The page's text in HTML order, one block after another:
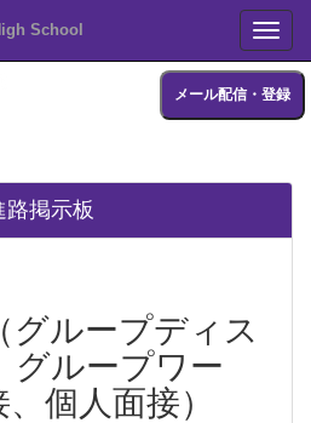
School
メール配信・登録
路掲示板
グループディス
グループワー
個人面接）